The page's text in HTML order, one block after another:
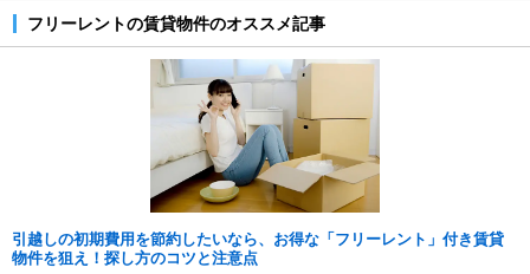
フリーレントの賃貸物件のオススメ記事
引越しの初期費用を節約したいなら、お得な「フリーレント」付き賃貸
物件を狙え！探し方のコツと注意点